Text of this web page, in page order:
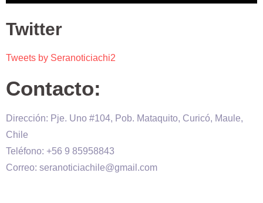
Twitter
Tweets by Seranoticiachi2
Contacto:
Dirección: Pje. Uno #104, Pob. Mataquito, Curicó, Maule,
Chile
Teléfono: +56 9 85958843
Correo: seranoticiachile@gmail.com